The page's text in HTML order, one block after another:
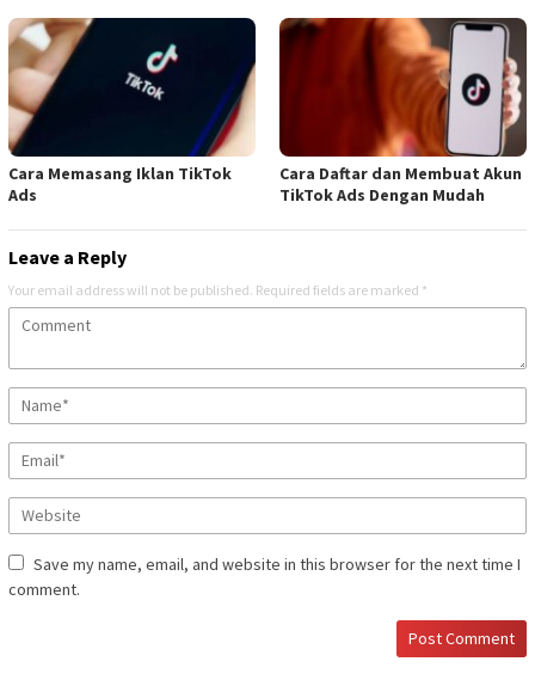
Cara Memasang Iklan TikTok
Ads
Cara Daftar dan Membuat Akun
TikTok Ads Dengan Mudah
Leave a Reply
Your email address will not be published. Required fields are marked *
Save my name, email, and website in this browser for the next time I
comment.